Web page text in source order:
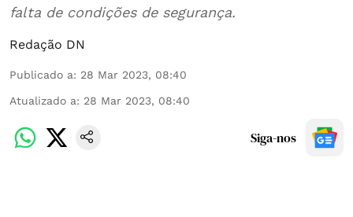
falta de condições de segurança.
Redação DN
Publicado a: 28 Mar 2023, 08:40
Atualizado a: 28 Mar 2023, 08:40
Siga-nos